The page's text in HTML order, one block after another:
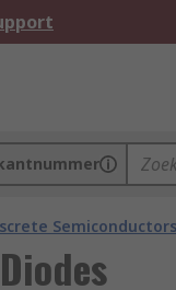
Semiconductors